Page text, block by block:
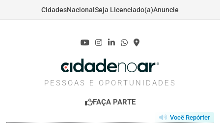
CidadesNacional Seja Licenciado(a)Anuncie
CIDADENOAR.COM
PESSOAS E OPORTUNIDADES
FAÇA PARTE
Você Repórter